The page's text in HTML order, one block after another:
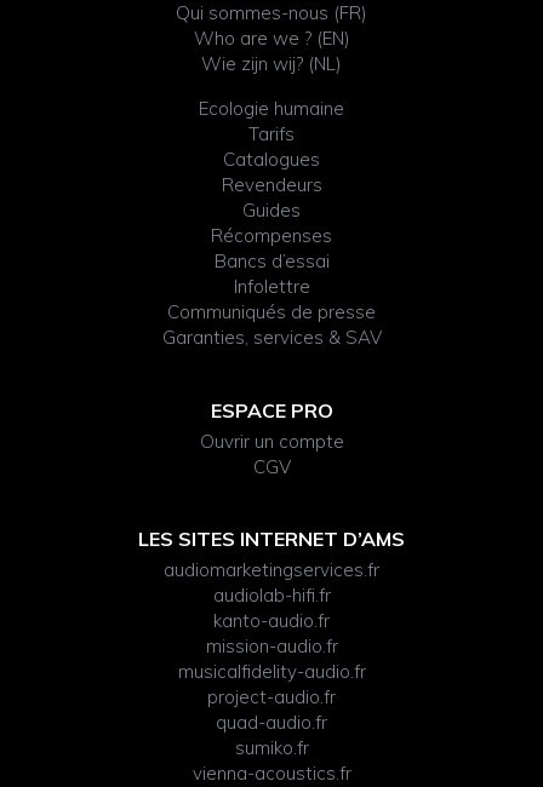
Qui sommes-nous (FR)
Who are we ? (EN)
Wie zijn wij? (NL)
Ecologie humaine
Tarifs
Catalogues
Revendeurs
Guides
Récompenses
Bancs d’essai
Infolettre
Communiqués de presse
Garanties, services & SAV
ESPACE PRO
Ouvrir un compte
CGV
LES SITES INTERNET D’AMS
audiomarketingservices.fr
audiolab-hifi.fr
kanto-audio.fr
mission-audio.fr
musicalfidelity-audio.fr
project-audio.fr
quad-audio.fr
sumiko.fr
vienna-acoustics.fr